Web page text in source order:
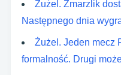
Żużel. Zmarzlik
Następnego dnia
Żużel. Jeden mecz
formalność. Drugi